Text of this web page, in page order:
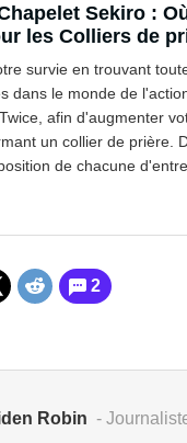
Sekiro :
les Colliers de
survie en trouvant
dans le monde de
afin d'augmenter
un collier de prière.
de chacune
2
Robin -